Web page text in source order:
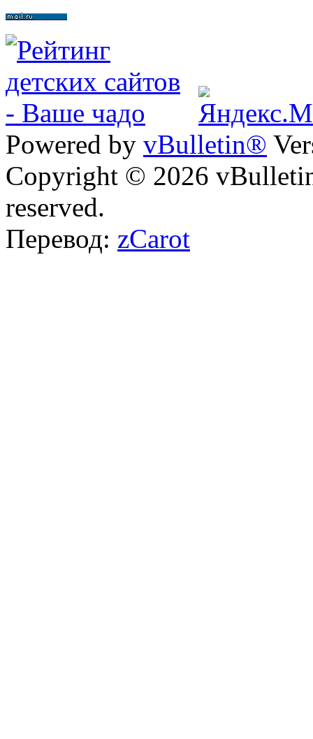
Powered by vBulletin®
Copyright © 2026
reserved.
Перевод: zCarot